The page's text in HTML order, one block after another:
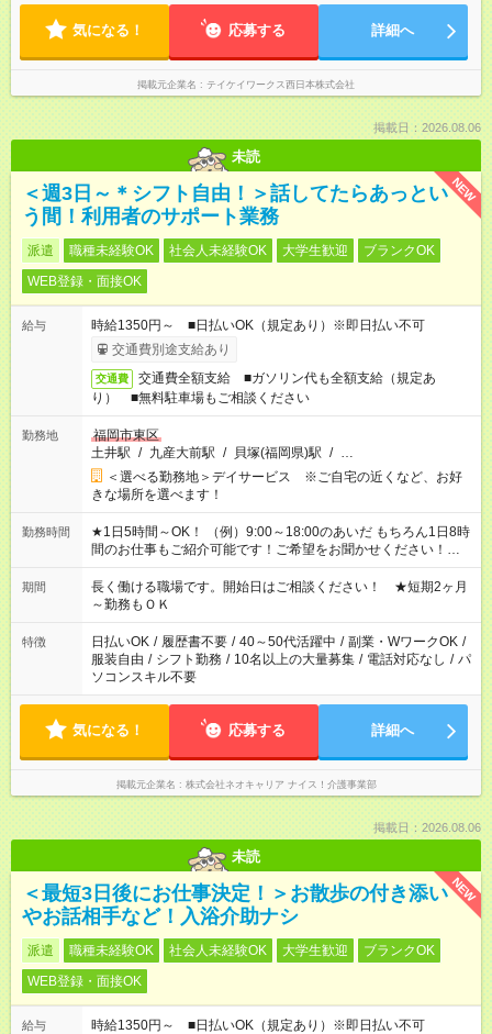
気になる！ 応募する 詳細へ
掲載元企業名 テイケイワークス西日本株式会社
掲載日：2026.08.06
未読
NEW
＜週3日～＊シフト自由！＞話してたらあっとい
う間！利用者のサポート業務
派遣 職種未経験OK 社会人未経験OK 大学生歓迎
ブランクOK
WEB登録・面接OK
給与
時給1350円～ ■日払いOK（規定あり）※即日払い不可
交通費別途支給あり
交通費
交通費全額支給 ■ガソリン代も全額支給（規定あ
り） ■無料駐車場もご相談ください
勤務地
福岡市東区
土井駅 / 九産大前駅 / 貝塚(福岡県)駅 / …
＜選べる勤務地＞デイサービス ※ご自宅の近くなど、お好
きな場所を選べます！
勤務時間
★1日5時間～OK！ （例）9:00～18:00のあいだ もちろん1日8時
間のお仕事もご紹介可能です！ご希望をお聞かせください！★家
庭の都合でお休みが必要な場合も遠慮なくご相談ください。 ※
週最低15時間以上の勤務が必要です
期間
長く働ける職場です。開始日はご相談ください！ ★短期2ヶ月
～勤務もＯＫ
特徴 日払いOK / 履歴書不要 / 40～50代活躍中 / 副業・WワークOK /
服装自由 / シフト勤務 / 10名以上の大量募集 / 電話対応なし / パ
ソコンスキル不要
気になる！ 応募する 詳細へ
掲載元企業名 株式会社ネオキャリア ナイス！介護事業部
掲載日：2026.08.06
未読
NEW
＜最短3日後にお仕事決定！＞お散歩の付き添い
やお話相手など！入浴介助ナシ
派遣 職種未経験OK 社会人未経験OK 大学生歓迎
ブランクOK
WEB登録・面接OK
給与
時給1350円～ ■日払いOK（規定あり）※即日払い不可